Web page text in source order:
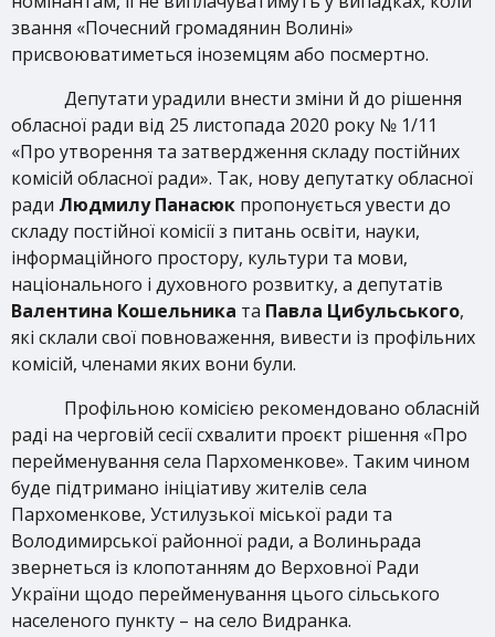
звання «Почесний громадянин Волині»
присвоюватиметься іноземцям або посмертно.
Депутати урадили внести зміни й до рішення
обласної ради від 25 листопада 2020 року № 1/11
«Про утворення та затвердження складу постійних
комісій обласної ради». Так, нову депутатку обласної
ради Людмилу Панасюк пропонується увести до
складу постійної комісії з питань освіти, науки,
інформаційного простору, культури та мови,
національного і духовного розвитку, а депутатів
Валентина Кошельника та Павла Цибульського,
які склали свої повноваження, вивести із профільних
комісій, членами яких вони були.
Профільною комісією рекомендовано обласній
раді на черговій сесії схвалити проєкт рішення «Про
перейменування села Пархоменкове». Таким чином
буде підтримано ініціативу жителів села
Пархоменкове, Устилузької міської ради та
Володимирської районної ради, а Волиньрада
звернеться із клопотанням до Верховної Ради
України щодо перейменування цього сільського
населеного пункту – на село Видранка.